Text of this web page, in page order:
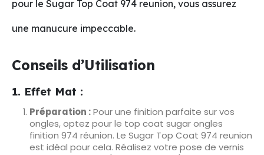
pour le Sugar Top Coat 974 reunion, vous assurez
une manucure impeccable.
Conseils d’Utilisation
1. Effet Mat :
Préparation :Pour une finition parfaite sur vos
ongles, optez pour le top coat sugar ongles
finition 974 réunion. Le Sugar Top Coat 974 reunion
est idéal pour cela. Réalisez votre pose de vernis